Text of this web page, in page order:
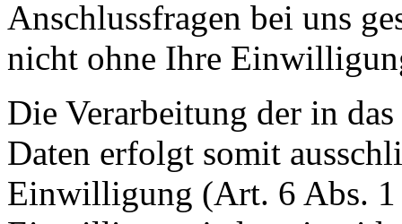
Anschlussfragen bei uns
nicht ohne Ihre
Die Verarbeitung der in
Daten erfolgt somit
Einwilligung (Art. 6 Abs. 1